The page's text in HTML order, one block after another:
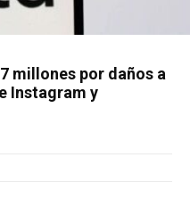
millones por daños a
Instagram y